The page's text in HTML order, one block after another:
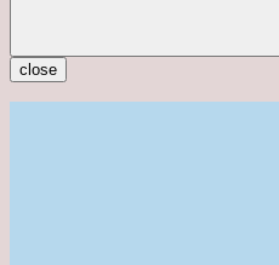
close